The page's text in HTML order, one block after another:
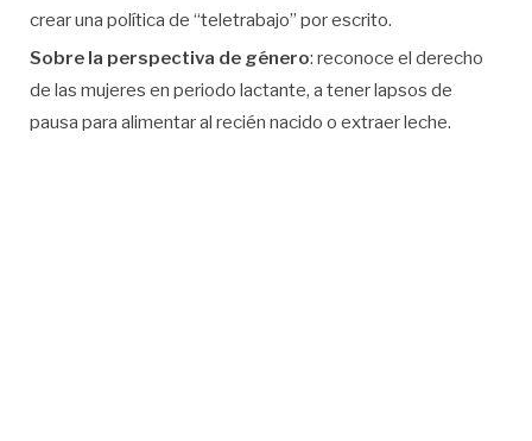
crear una política de “teletrabajo” por escrito.
Sobre la perspectiva de género: reconoce el derecho
de las mujeres en periodo lactante, a tener lapsos de
pausa para alimentar al recién nacido o extraer leche.